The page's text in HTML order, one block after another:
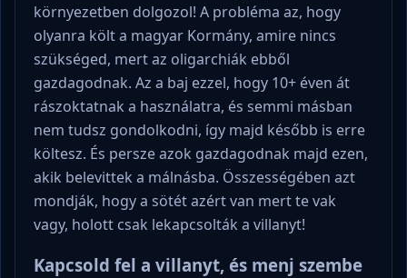
környezetben dolgozol! A probléma az, hogy
olyanra költ a magyar Kormány, amire nincs
szükséged, mert az oligarchiák ebből
gazdagodnak. Az a baj ezzel, hogy 10+ éven át
rászoktatnak a használatra, és semmi másban
nem tudsz gondolkodni, így majd később is erre
költesz. És persze azok gazdagodnak majd ezen,
akik belevittek a málnásba. Összességében azt
mondják, hogy a sötét azért van mert te vak
vagy, holott csak lekapcsolták a villanyt!
Kapcsold fel a villanyt, és menj szembe